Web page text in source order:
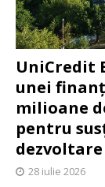
UniCredit
unei
milioane
pentru
dezvoltare
28 iulie 2026